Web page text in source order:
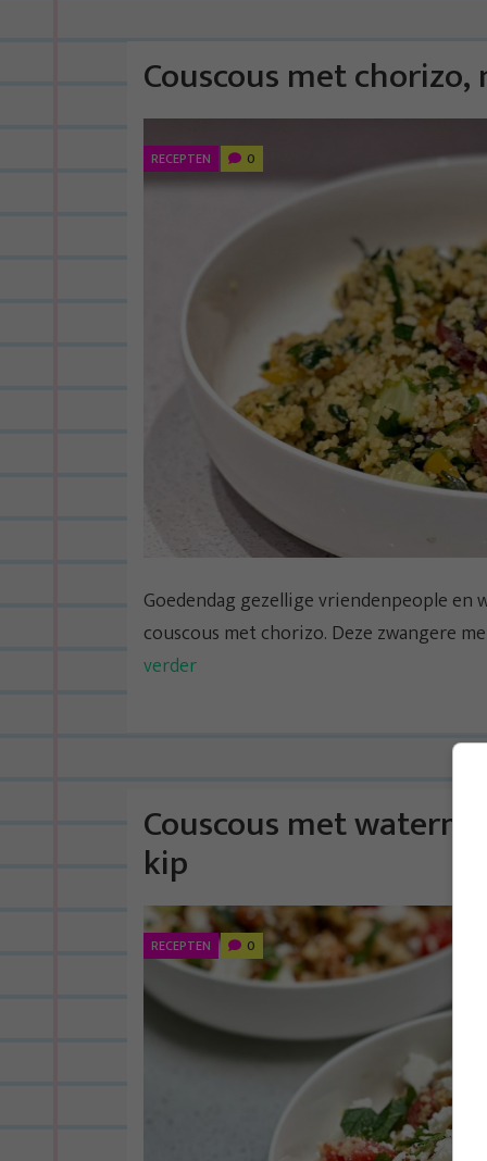
Couscous met
RECEPTEN 0
Goedendag gezellige vriendenpeople
couscous met chorizo. Deze zwangere
verder
Couscous met
kip
RECEPTEN 0